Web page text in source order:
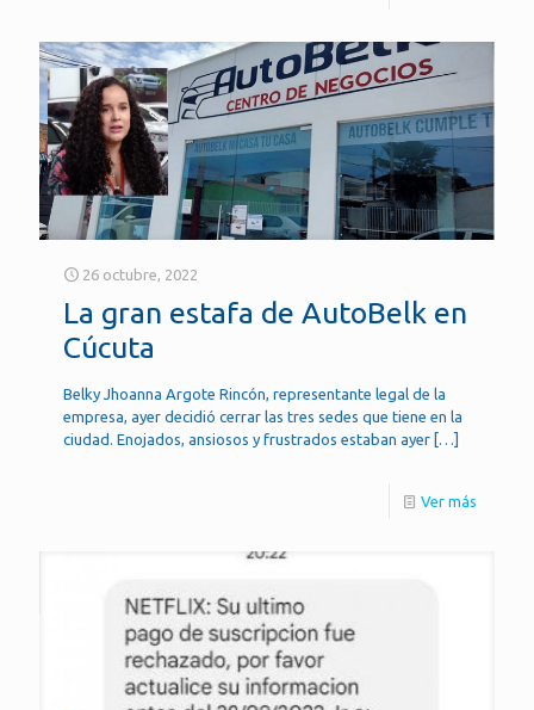
26 octubre, 2022
La gran estafa de AutoBelk en
Cúcuta
Belky Jhoanna Argote Rincón, representante legal de la
empresa, ayer decidió cerrar las tres sedes que tiene en la
ciudad. Enojados, ansiosos y frustrados estaban ayer […]
Ver más